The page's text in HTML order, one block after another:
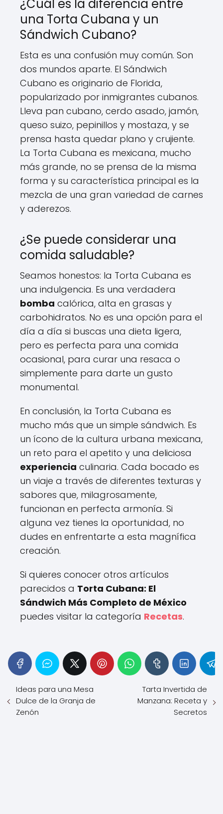
¿Cuál es la diferencia entre
una Torta Cubana y un
Sándwich Cubano?
Esta es una confusión muy común. Son
dos mundos aparte. El Sándwich
Cubano es originario de Florida,
popularizado por inmigrantes cubanos.
Lleva pan cubano, cerdo asado, jamón,
queso suizo, pepinillos y mostaza, y se
prensa hasta quedar plano y crujiente.
La Torta Cubana es mexicana, mucho
más grande, no se prensa de la misma
forma y su característica principal es la
mezcla de una gran variedad de carnes
y aderezos.
¿Se puede considerar una
comida saludable?
Seamos honestos: la Torta Cubana es
una indulgencia. Es una verdadera
bomba calórica, alta en grasas y
carbohidratos. No es una opción para el
día a día si buscas una dieta ligera,
pero es perfecta para una comida
ocasional, para curar una resaca o
simplemente para darte un gusto
monumental.
En conclusión, la Torta Cubana es
mucho más que un simple sándwich. Es
un ícono de la cultura urbana mexicana,
un reto para el apetito y una deliciosa
experiencia culinaria. Cada bocado es
un viaje a través de diferentes texturas y
sabores que, milagrosamente,
funcionan en perfecta armonía. Si
alguna vez tienes la oportunidad, no
dudes en enfrentarte a esta magnífica
creación.
Si quieres conocer otros artículos
parecidos a Torta Cubana: El
Sándwich Más Completo de México
puedes visitar la categoría Recetas.
Ideas para una Mesa
Dulce de la Granja de
Zenón
Tarta Invertida de
Manzana: Receta y
Secretos